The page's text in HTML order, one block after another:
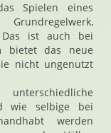
Spielen eines
Das ist auch bei
bietet das neue
nicht ungenutzt
wie selbige bei
werden